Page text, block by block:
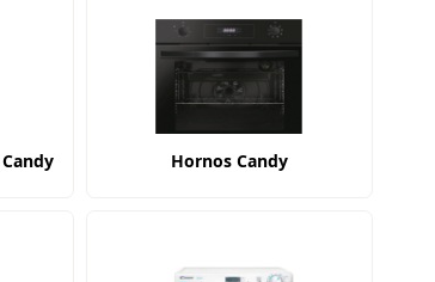
Hornos Candy